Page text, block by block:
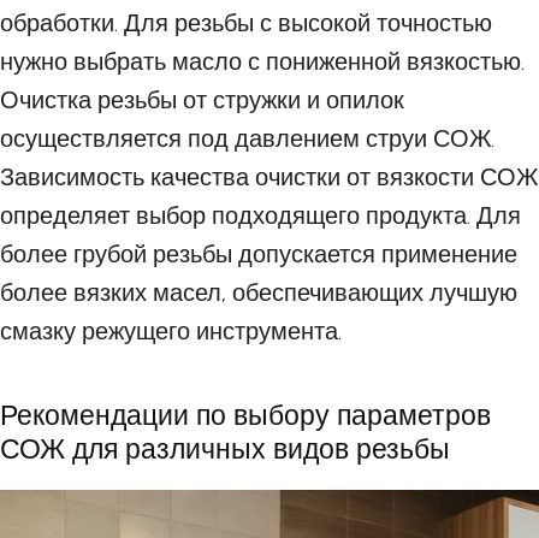
обработки. Для резьбы с высокой точностью
нужно выбрать масло с пониженной вязкостью.
Очистка резьбы от стружки и опилок
осуществляется под давлением струи СОЖ.
Зависимость качества очистки от вязкости СОЖ
определяет выбор подходящего продукта. Для
более грубой резьбы допускается применение
более вязких масел, обеспечивающих лучшую
смазку режущего инструмента.
Рекомендации по выбору параметров
СОЖ для различных видов резьбы